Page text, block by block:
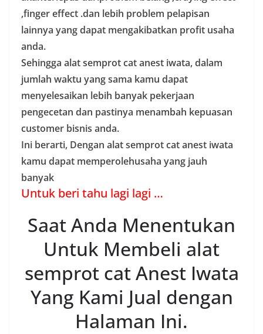
,finger effect .dan lebih problem pelapisan
lainnya yang dapat mengakibatkan profit usaha
anda.
Sehingga alat semprot cat anest iwata, dalam
jumlah waktu yang sama kamu dapat
menyelesaikan lebih banyak pekerjaan
pengecetan dan pastinya menambah kepuasan
customer bisnis anda.
Ini berarti, Dengan alat semprot cat anest iwata
kamu dapat memperolehusaha yang jauh
banyak
Untuk beri tahu lagi lagi …
Saat Anda Menentukan
Untuk Membeli alat
semprot cat Anest Iwata
Yang Kami Jual dengan
Halaman Ini.